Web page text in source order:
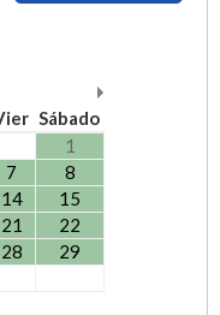
Sábado
1
7
8
14
15
21
22
28
29